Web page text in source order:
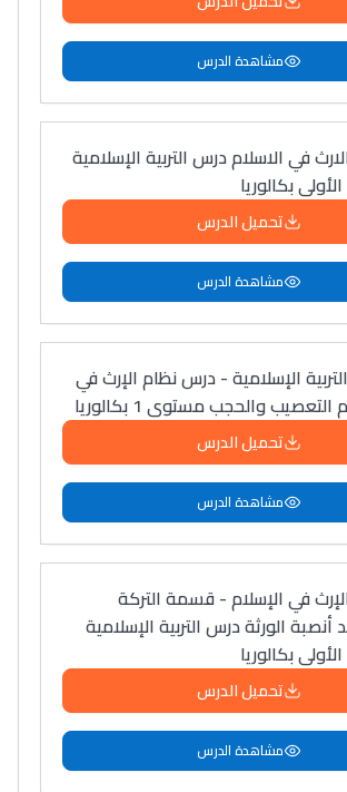
مشاهدة الدرس
في الاسلام درس التربية الإسلامية
بكالوريا
تحميل الدرس
مشاهدة الدرس
الإسلامية - درس نظام الإرث في
التعصيب والحجب مستوى 1 بكالوريا
تحميل الدرس
مشاهدة الدرس
في الإسلام - قسمة التركة
أنصبة الورثة درس التربية الإسلامية
بكالوريا
تحميل الدرس
مشاهدة الدرس